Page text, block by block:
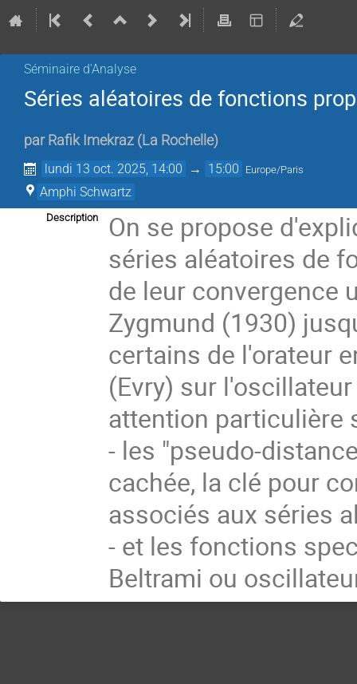
Séminaire d'Analyse
Séries aléatoires de fonctions
par Rafik Imekraz (La Rochelle)
lundi 13 oct. 2025, 14:00 → 15:00 Europe/Paris
Amphi Schwartz
Description
On se propose
séries aléatoires de
de leur convergence
Zygmund (1930)
certains de l'orateur
(Evry) sur
attention particulière
- les "pseudo-
cachée, la clé pour
associés aux séries
- et les fonctions
Beltrami ou